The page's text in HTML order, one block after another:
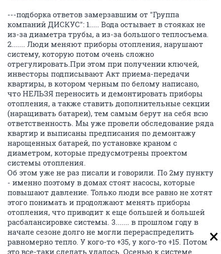
---подборка ответов замерзавшим от "Группа
компаний ДИСКУС": 1..... Вода остывает в стояках не
из-за диаметра трубы, а из-за большого теплосъема.
2....... Люди меняют приборы отопления, нарушают
систему, которую потом очень сложно
отрегулировать.При этом при получении ключей,
инвесторы подписывают Акт приема-передачи
квартиры, в котором черным по белому написано,
что НЕЛЬЗЯ переносить и демонтировать приборы
отопления, а также ставить дополнительные секции
(наращивать батареи), тем самым берут на себя всю
ответственность. Мы уже провели обследование ряда
квартир и выписаны предписания по демонтажу
нарощенных батарей, по установке краном с
диаметром, которые предусмотрены проектом
системы отопления.
Об этом уже не раз писали и говорили. По 2му пункту
- именно поэтому в домах стоят насосы, которые
повышают давление. Только люди все равно не хотят
этого понимать и продолжают менять приборы
отопления, что приводит к еще большей и большей
расбалансировке системы. 3....... в прошлом году в
начале сезоне долго не могли перераспределить
равномерно тепло. У кого-то +35, у кого-то +15. Потом
это все-таки сделать удалось. Осенью к системе